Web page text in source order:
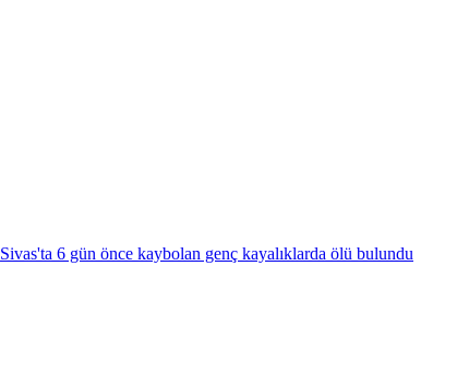
Sivas'ta 6 gün önce kaybolan genç kayalıklarda ölü bulundu